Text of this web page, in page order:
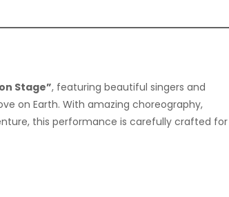
Stage”, featuring beautiful singers and
on Earth. With amazing choreography,
this performance is carefully crafted for